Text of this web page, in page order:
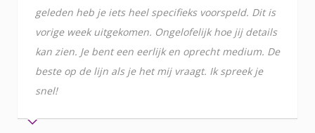
geleden heb je iets heel specifieks voorspeld. Dit is
vorige week uitgekomen. Ongelofelijk hoe jij details
kan zien. Je bent een eerlijk en oprecht medium. De
beste op de lijn als je het mij vraagt. Ik spreek je
snel!